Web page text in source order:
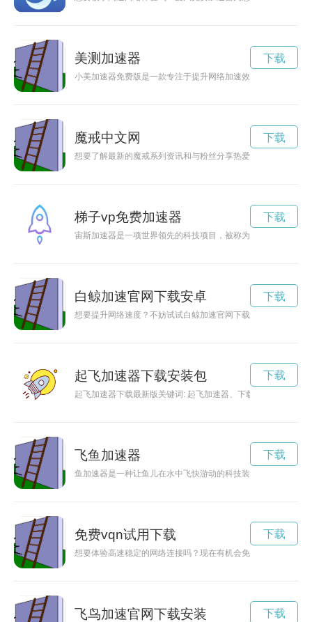
美测加速器
小美加速器免费版是一款专注于提升网络加速效果的工具软件
下载
魔戒中文网
想要了解最新的魔戒系列资讯和与粉丝分享热爱？那就来探秘
下载
梯子vp免费加速器
宙斯加速器是一项世界领先的科技项目，被称为人类探索未知
下载
白鲸加速官网下载安卓
想要提升网络速度？不妨试试白鲸加速官网下载，让您畅快享受
下载
起飞加速器下载安装包
起飞加速器下载最新版关键词: 起飞加速器、下载、最新版、
下载
飞鱼加速器
鱼加速器是一种让鱼儿在水中飞快游动的科技装置，通过模拟
下载
免费vqn试用下载
想要体验高速稳定的网络连接吗？现在有机会免费试用vqn，让
下载
飞鸟加速官网下载安装 下载